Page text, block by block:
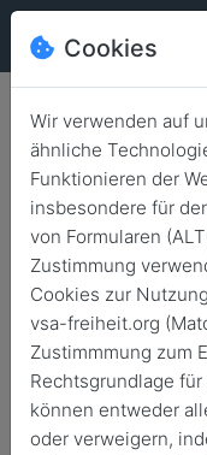
Cookies
Wir verwenden auf
ähnliche
Funktionieren der
insbesondere für
von Formularen
Zustimmung
Cookies zur
vsa-freiheit.org
Zustimmmung zum
Rechtsgrundlage
können entweder
oder verweigern,